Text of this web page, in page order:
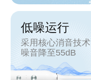
低噪运行
采用核心消音技术
噪音降至55dB